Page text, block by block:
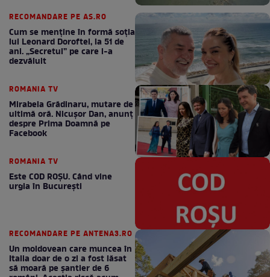
RECOMANDARE PE AS.RO
Cum se menţine în formă soţia
lui Leonard Doroftei, la 51 de
ani. „Secretul” pe care l-a
dezvăluit
ROMANIA TV
Mirabela Grădinaru, mutare de
ultimă oră. Nicuşor Dan, anunţ
despre Prima Doamnă pe
Facebook
ROMANIA TV
Este COD ROŞU. Când vine
urgia în Bucureşti
RECOMANDARE PE ANTENA3.RO
Un moldovean care muncea în
Italia doar de o zi a fost lăsat
să moară pe şantier de 6